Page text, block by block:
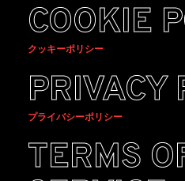
COOKIE
クッキーポリシー
PRIVACY
プライバシーポリシー
TERMS